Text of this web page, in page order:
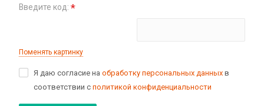
Введите код: *
Поменять картинку
Я даю согласие на обработку персональных данных в
соответствии с политикой конфиденциальности